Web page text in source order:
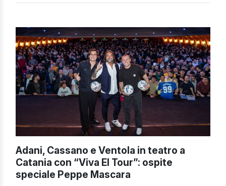
Adani, Cassano e Ventola in teatro a
Catania con “Viva El Tour”: ospite
speciale Peppe Mascara